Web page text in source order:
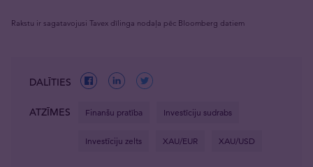
Rakstu ir sagatavojusi Tavex dīlinga nodaļa pēc Bloomberg datiem
DALĪTIES
ATZĪMES Finanšu pratība Investīciju sudrabs
Investīciju zelts XAU/EUR XAU/USD